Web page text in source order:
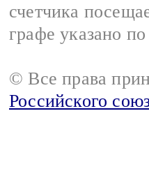
счетчика
графе указано
© Все права
Российского